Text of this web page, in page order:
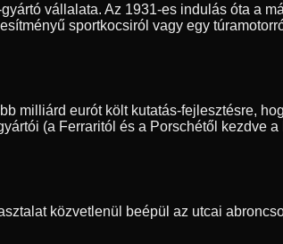
vállalata. Az 1931-es indulás óta a
sportkocsiról vagy egy
milliárd eurót költ kutatás-fejlesztésre,
(a Ferraritól és a Porschétől kezdve
közvetlenül beépül az utcai